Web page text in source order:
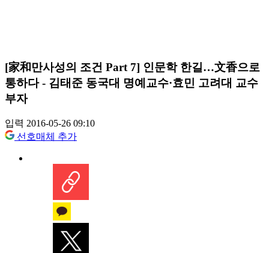
[家和만사성의 조건 Part 7] 인문학 한길…文香으로
통하다 - 김태준 동국대 명예교수·효민 고려대 교수
부자
입력 2016-05-26 09:10
선호매체 추가